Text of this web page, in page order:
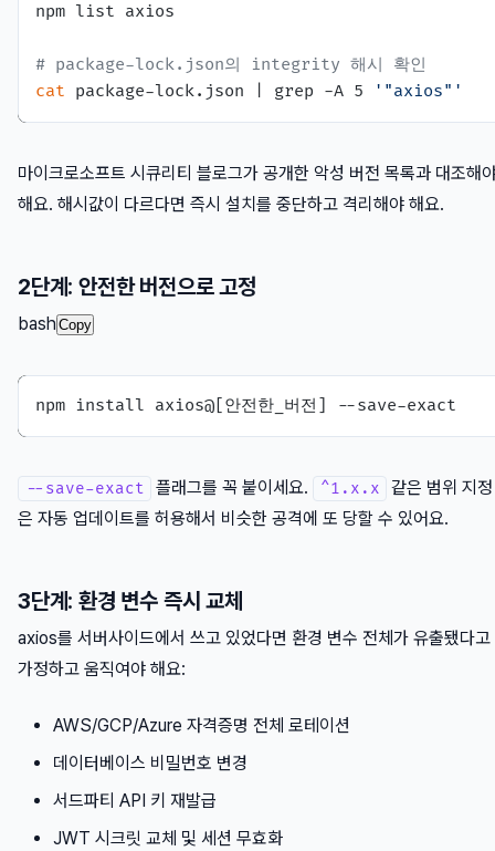
npm list axios
# package-lock.json의 integrity 해시 확인
cat package-lock.json | grep -A 5 '"axios"'
마이크로소프트 시큐리티 블로그가 공개한 악성 버전 목록과 대조해
해요. 해시값이 다르다면 즉시 설치를 중단하고 격리해야 해요.
2단계: 안전한 버전으로 고정
bash Copy
--save-exact 플래그를 꼭 붙이세요. ^1.x.x
같은 범위 지정
은 자동 업데이트를 허용해서 비슷한 공격에 또 당할 수 있어요.
3단계: 환경 변수 즉시 교체
axios를 서버사이드에서 쓰고 있었다면 환경 변수 전체가 유출됐다고
가정하고 움직여야 해요:
AWS/GCP/Azure 자격증명 전체 로테이션
데이터베이스 비밀번호 변경
서드파티 API 키 재발급
JWT 시크릿 교체 및 세션 무효화